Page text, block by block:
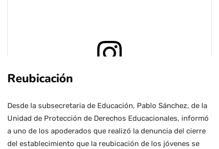
View this post on Instagram
Reubicación
Desde la subsecretaria de Educación, Pablo Sánchez, de la
Unidad de Protección de Derechos Educacionales, informó
a uno de los apoderados que realizó la denuncia del cierre
del establecimiento que la reubicación de los jóvenes se